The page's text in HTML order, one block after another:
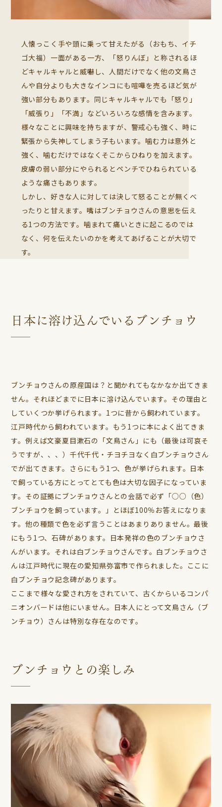
人懐っこく手や頭に乗って甘えたがる（おもち、イチ
ゴ大福）一面がある一方、「怒りんぼ」と称されるほ
どキャルキャルと威嚇し、人間だけでなく他の文鳥さ
んや自分よりも大きなインコにも喧嘩を売るほど気が
強い部分もあります。同じキャルキャルでも「怒り」
「威張り」「不満」などいろいろな感情を含みます。
様々なことに興味を持ちますが、警戒心も強く、時に
緊張から失神してしまう子もいます。噛む力は意外と
強く、噛むだけではなくそこからひねりを加えます。
皮膚の弱い部分にやられるとペンチでひねられている
ような痛さもあります。
しかし、好きな人に対しては決して怒ることが無くべ
ったりと甘えます。嘴はブンチョウさんの意思を伝え
る1つの方法です。噛まれて痛いときに起こるのでは
なく、何を伝えたいのかを考えてあげることが大切で
す。
日本に溶け込んでいるブンチョウ
ブンチョウさんの原産国は？と聞かれてもなかなか出てきま
せん。それほどまでに日本に溶け込んでいます。その理由と
していくつか挙げられます。1つに昔から飼われています。
江戸時代から飼われています。もう1つに本によく出てきま
す。例えば文豪夏目漱石の「文鳥さん」にも（最後は可哀そ
うですが、、、）千代千代・チヨチヨなく白ブンチョウさん
でが出てきます。さらにもう1つ、色が挙げられます。日本
で飼っている方にとってとても色は大切な因子になっていま
す。その証拠にブンチョウさんとの会話で必ず「○○（色）
ブンチョウを飼っています。」とほぼ100％お答えになりま
す。他の種類で色を必ず言うことはあまりありません。最後
にもう1つ、石碑があります。日本発祥の色のブンチョウさ
んがいます。それは白ブンチョウさんです。白ブンチョウさ
んは江戸時代に現在の愛知県弥富市で作られました。ここに
白ブンチョウ記念碑があります。
ここまで様々な愛され方をされていて、古くからいるコンパ
ニオンバードは他にいません。日本人にとって文鳥さん（ブ
ンチョウ）さんは特別な存在なのです。
ブンチョウとの楽しみ